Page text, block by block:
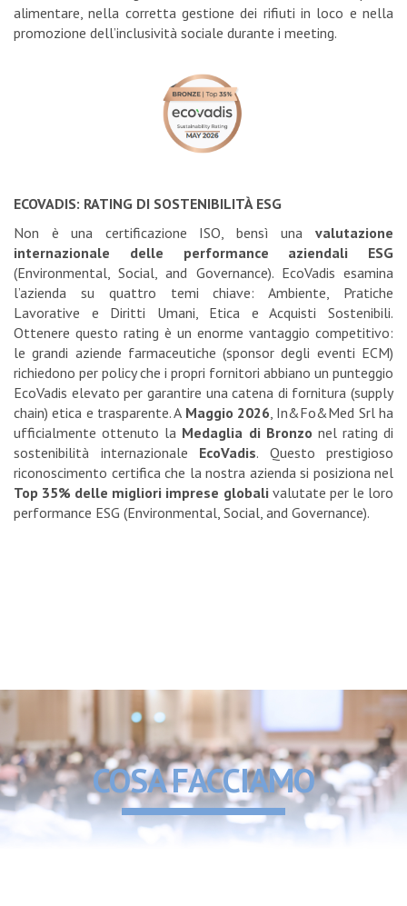
alimentare, nella corretta gestione dei rifiuti in loco e nella
promozione dell’inclusività sociale durante i meeting.
ECOVADIS: RATING DI SOSTENIBILITÀ ESG
Non è una certificazione ISO, bensì una valutazione
internazionale delle performance aziendali ESG
(Environmental, Social, and Governance). EcoVadis esamina
l’azienda su quattro temi chiave: Ambiente, Pratiche
Lavorative e Diritti Umani, Etica e Acquisti Sostenibili.
Ottenere questo rating è un enorme vantaggio competitivo:
le grandi aziende farmaceutiche (sponsor degli eventi ECM)
richiedono per policy che i propri fornitori abbiano un punteggio
EcoVadis elevato per garantire una catena di fornitura (supply
chain) etica e trasparente. A Maggio 2026 , In&Fo&Med Srl ha
ufficialmente ottenuto la Medaglia di Bronzo nel rating di
sostenibilità internazionale EcoVadis. Questo prestigioso
riconoscimento certifica che la nostra azienda si posiziona nel
Top 35% delle migliori imprese globalivalutate per le loro
performance ESG (Environmental, Social, and Governance).
COSA FACCIAMO